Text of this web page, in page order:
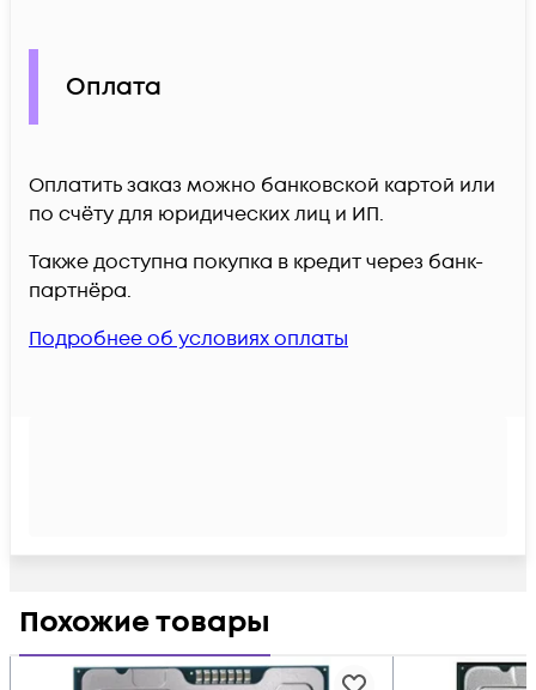
Оплата
Оплатить заказ можно банковской картой или
по счёту для юридических лиц и ИП.
Также доступна покупка в кредит через банк-
партнёра.
Подробнее об условиях оплаты
Похожие товары